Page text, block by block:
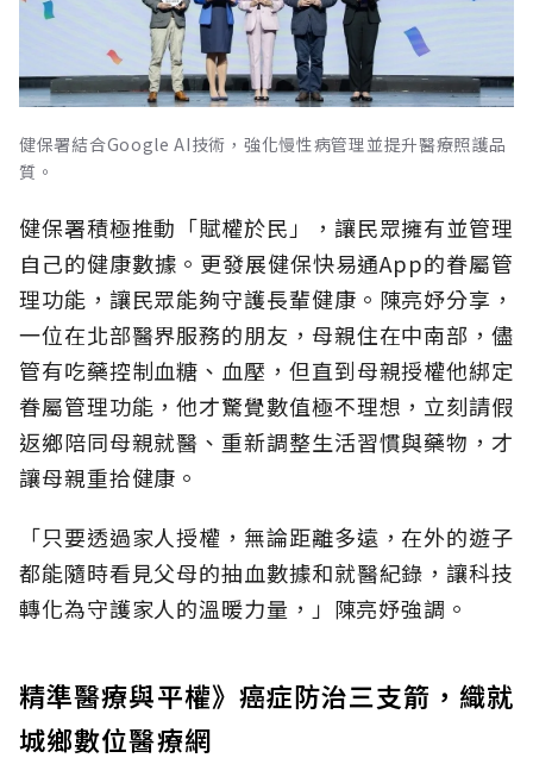
健保署結合Google AI技術，強化慢性病管理並提升醫療照護品
質。
健保署積極推動「賦權於民」，讓民眾擁有並管理
自己的健康數據。更發展健保快易通App的眷屬管
理功能，讓民眾能夠守護長輩健康。陳亮妤分享，
一位在北部醫界服務的朋友，母親住在中南部，儘
管有吃藥控制血糖、血壓，但直到母親授權他綁定
眷屬管理功能，他才驚覺數值極不理想，立刻請假
返鄉陪同母親就醫、重新調整生活習慣與藥物，才
讓母親重拾健康。
「只要透過家人授權，無論距離多遠，在外的遊子
都能隨時看見父母的抽血數據和就醫紀錄，讓科技
轉化為守護家人的溫暖力量，」陳亮妤強調。
精準醫療與平權》癌症防治三支箭，織就
城鄉數位醫療網